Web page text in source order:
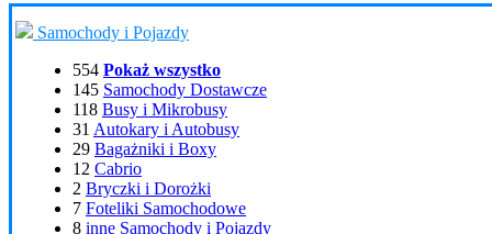
Samochody i Pojazdy
554 Pokaż wszystko
145 Samochody Dostawcze
118 Busy i Mikrobusy
31 Autokary i Autobusy
29 Bagażniki i Boxy
12 Cabrio
2 Bryczki i Dorożki
7 Foteliki Samochodowe
8 inne Samochody i Pojazdy